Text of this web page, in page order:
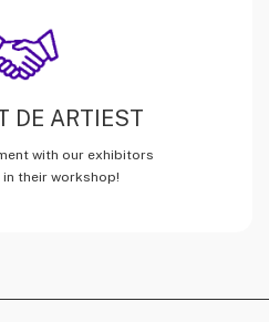
DE ARTIEST
with our exhibitors
their workshop!